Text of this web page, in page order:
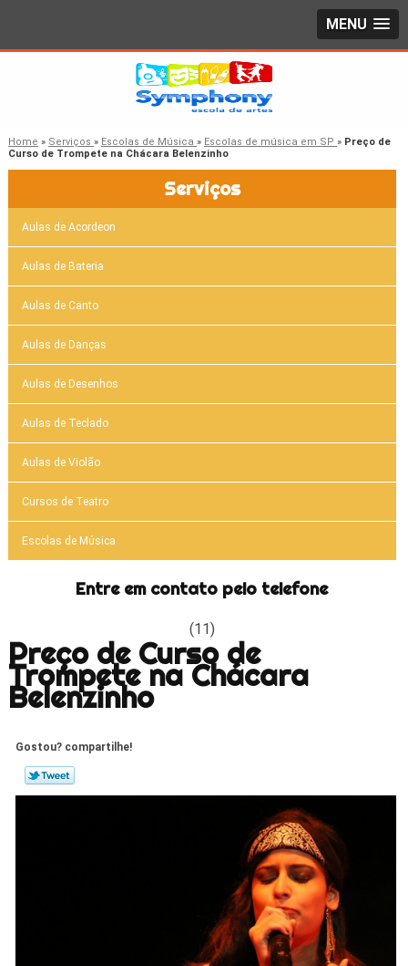
MENU
Home » Serviços » Escolas de Música » Escolas de música em SP » Preço de
Curso de Trompete na Chácara Belenzinho
Serviços
Aulas de Acordeon
Aulas de Bateria
Aulas de Canto
Aulas de Danças
Aulas de Desenhos
Aulas de Teclado
Aulas de Violão
Cursos de Teatro
Escolas de Música
Entre em contato pelo telefone
(11)
Preço de Curso de
Trompete na Chácara
Belenzinho
Gostou? compartilhe!